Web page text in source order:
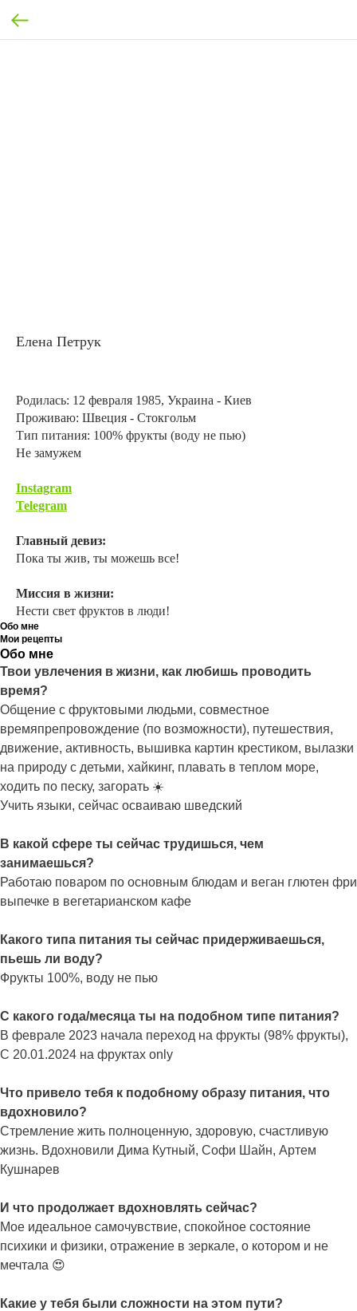
Елена Петрук
Родилась: 12 февраля 1985, Украина - Киев
Проживаю: Швеция - Стокгольм
Тип питания: 100% фрукты (воду не пью)
Не замужем
Instagram
Telegram
Главный девиз:
Пока ты жив, ты можешь все!
Миссия в жизни:
Нести свет фруктов в люди!
Обо мне
Мои рецепты
Обо мне
Твои увлечения в жизни, как любишь проводить
время?
Общение с фруктовыми людьми, совместное
времяпрепровождение (по возможности), путешествия,
движение, активность, вышивка картин крестиком, вылазки
на природу с детьми, хайкинг, плавать в теплом море,
ходить по песку, загорать ☀️
Учить языки, сейчас осваиваю шведский
В какой сфере ты сейчас трудишься, чем
занимаешься?
Работаю поваром по основным блюдам и веган глютен фри
выпечке в вегетарианском кафе
Какого типа питания ты сейчас придерживаешься,
пьешь ли воду?
Фрукты 100%, воду не пью
С какого года/месяца ты на подобном типе питания?
В феврале 2023 начала переход на фрукты (98% фрукты),
С 20.01.2024 на фруктах only
Что привело тебя к подобному образу питания, что
вдохновило?
Стремление жить полноценную, здоровую, счастливую
жизнь. Вдохновили Дима Кутный, Софи Шайн, Артем
Кушнарев
И что продолжает вдохновлять сейчас?
Мое идеальное самочувствие, спокойное состояние
психики и физики, отражение в зеркале, о котором и не
мечтала 😍
Какие у тебя были сложности на этом пути?